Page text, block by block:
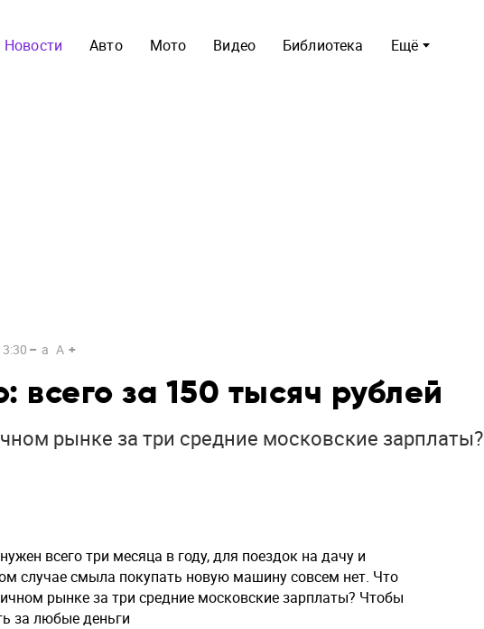
Ещё
Новости Авто Мото Видео Библиотека
a A
за 150 тысяч рублей
рынке за три средние московские зарплаты?
всего три месяца в году, для поездок на дачу и
случае смыла покупать новую машину совсем нет. Что
рынке за три средние московские зарплаты? Чтобы
за любые деньги